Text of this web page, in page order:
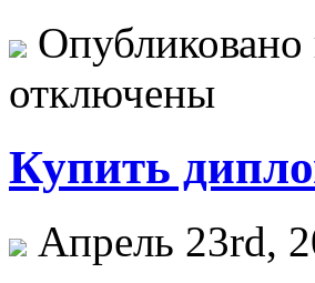
отключены
Купить
Апрель 23rd,